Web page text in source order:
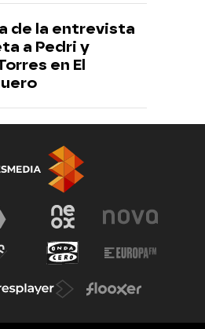
de la entrevista
a Pedri y
en El